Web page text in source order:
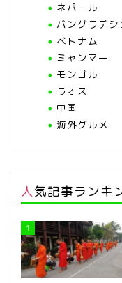
ネパール
バングラデシ
ベトナム
ミャンマー
モンゴル
ラオス
中国
海外グルメ
人気記事ランキ
1